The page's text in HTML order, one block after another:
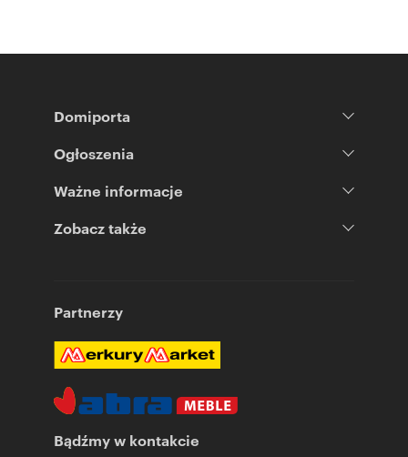
Domiporta
Ogłoszenia
Ważne informacje
Zobacz także
Partnerzy
Bądźmy w kontakcie